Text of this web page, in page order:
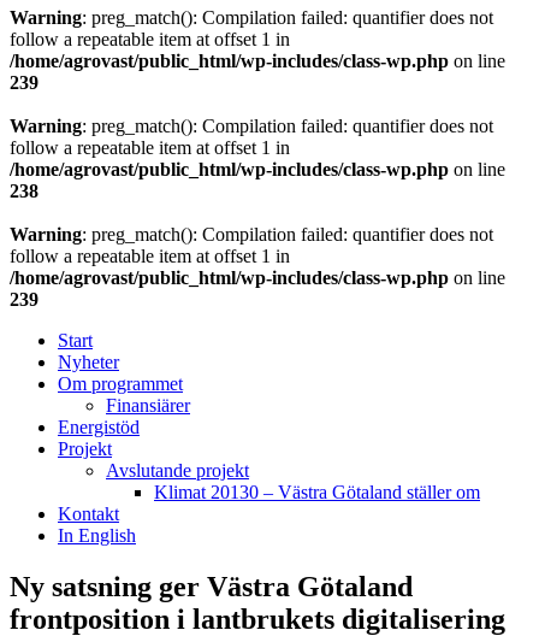
Warning: preg_match(): Compilation failed: quantifier does not
follow a repeatable item at offset 1 in
/home/agrovast/public_html/wp-includes/class-wp.php on line
239
Warning: preg_match(): Compilation failed: quantifier does not
follow a repeatable item at offset 1 in
/home/agrovast/public_html/wp-includes/class-wp.php on line
238
Warning: preg_match(): Compilation failed: quantifier does not
follow a repeatable item at offset 1 in
/home/agrovast/public_html/wp-includes/class-wp.php on line
239
Start
Nyheter
Om programmet
Finansiärer
Energistöd
Projekt
Avslutande projekt
Klimat 20130 – Västra Götaland ställer om
Kontakt
In English
Ny satsning ger Västra Götaland
frontposition i lantbrukets digitalisering